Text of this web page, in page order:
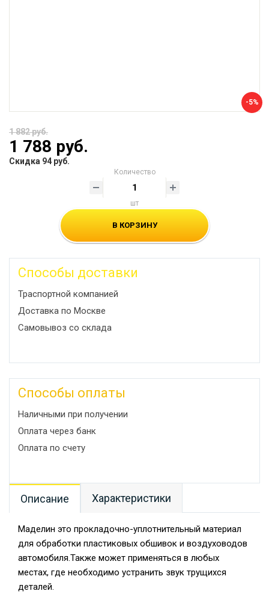
-5%
1 882 руб.
1 788 руб.
Скидка 94 руб.
Количество
шт
В КОРЗИНУ
Способы доставки
Траспортной компанией
Доставка по Москве
Самовывоз со склада
Способы оплаты
Наличными при получении
Оплата через банк
Оплата по счету
Описание Характеристики
Маделин это прокладочно-уплотнительный материал
для обработки пластиковых обшивок и воздуховодов
автомобиля.Также может применяться в любых
местах, где необходимо устранить звук трущихся
деталей.